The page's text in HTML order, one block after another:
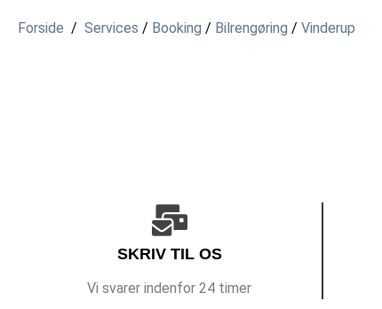
Forside / Services / Booking / Bilrengøring / Vinderup
SKRIV TIL OS
Vi svarer indenfor 24 timer